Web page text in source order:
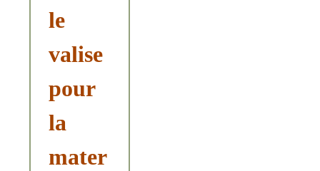
le
valise
pour
la
mater